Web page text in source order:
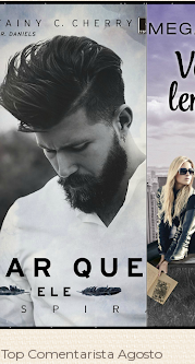
Top Comentarista Agosto